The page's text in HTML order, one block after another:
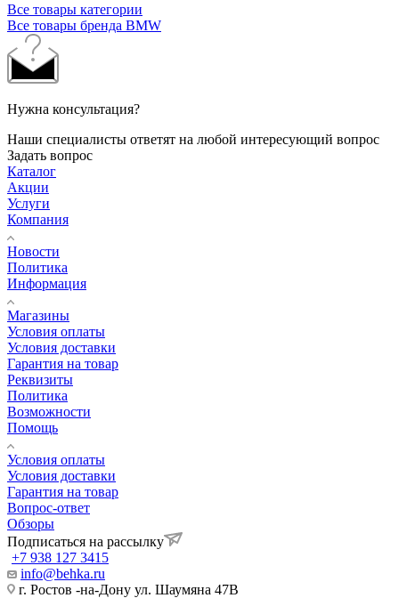
Все товары категории
Все товары бренда BMW
Нужна консультация?
Наши специалисты ответят на любой интересующий вопрос
Задать вопрос
Каталог
Акции
Услуги
Компания
Новости
Политика
Информация
Магазины
Условия оплаты
Условия доставки
Гарантия на товар
Реквизиты
Политика
Возможности
Помощь
Условия оплаты
Условия доставки
Гарантия на товар
Вопрос-ответ
Обзоры
Подписаться на рассылку
+7 938 127 3415
info@behka.ru
г. Ростов -на-Дону ул. Шаумяна 47В